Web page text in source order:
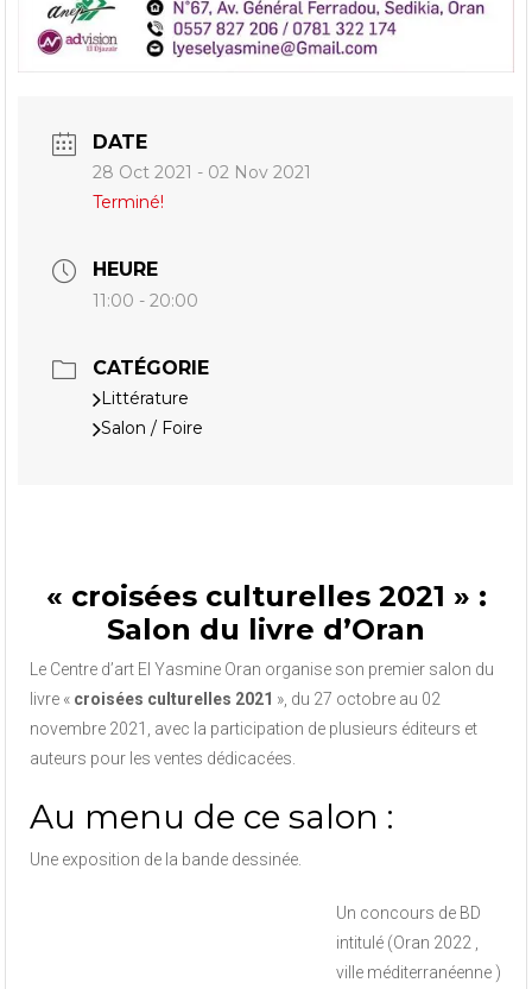
DATE
28 Oct 2021 - 02 Nov 2021
Terminé!
HEURE
11:00 - 20:00
CATÉGORIE
Littérature
Salon / Foire
« croisées culturelles 2021 » :
Salon du livre d’Oran
Le Centre d’art El Yasmine Oran organise son premier salon du
livre « croisées culturelles 2021 », du 27 octobre au 02
novembre 2021, avec la participation de plusieurs éditeurs et
auteurs pour les ventes dédicacées.
Au menu de ce salon :
Une exposition de la bande dessinée.
Un concours de BD
intitulé (Oran 2022 ,
ville méditerranéenne )